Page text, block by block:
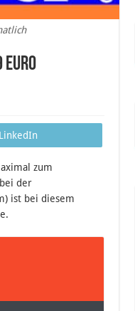
Euro
LinkedIn
zum
der
ist bei diesem